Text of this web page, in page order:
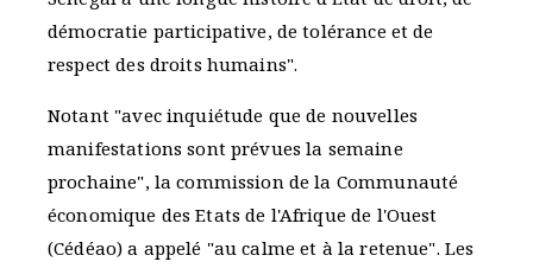
démocratie participative, de tolérance et de
respect des droits humains".
Notant "avec inquiétude que de nouvelles
manifestations sont prévues la semaine
prochaine", la commission de la Communauté
économique des Etats de l'Afrique de l'Ouest
(Cédéao) a appelé "au calme et à la retenue". Les